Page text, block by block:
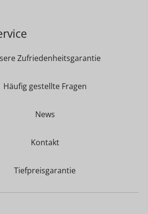
Zufriedenheitsgarantie
Häufig gestellte Fragen
News
Kontakt
Tiefpreisgarantie